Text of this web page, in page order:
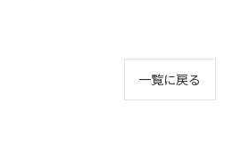
一覧に戻る